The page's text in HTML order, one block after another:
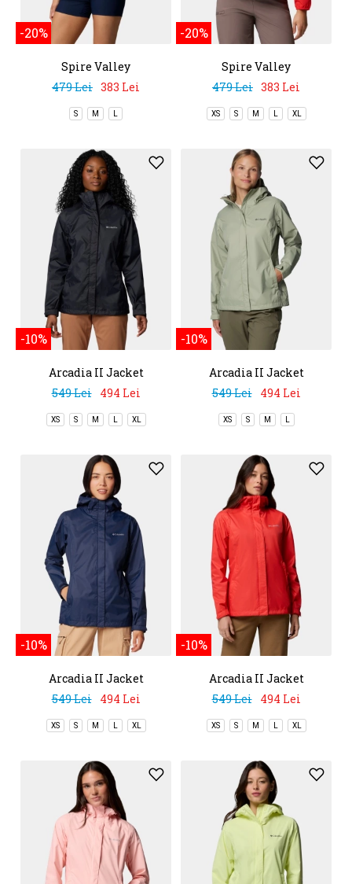
-20%
Spire Valley
Windbreaker
479 Lei 383 Lei
S M L
-20%
Spire Valley
Windbreaker
479 Lei 383 Lei
XS S M L XL
-10%
Arcadia II Jacket
549 Lei
494 Lei
XS S M L XL
-10%
Arcadia II Jacket
549 Lei
494 Lei
XS S M L
-10%
Arcadia II Jacket
549 Lei
494 Lei
XS S M L XL
-10%
Arcadia II Jacket
549 Lei
494 Lei
XS S M L XL